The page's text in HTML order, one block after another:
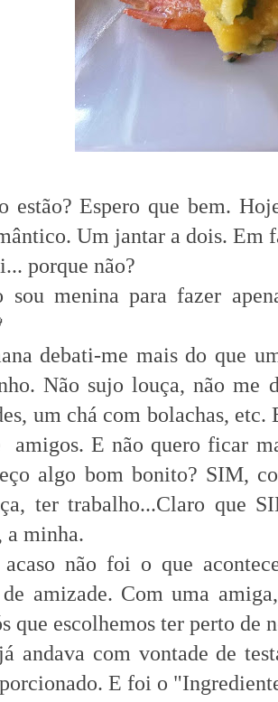
estão? Espero que bem.
Um jantar a dois.
porque não?
sou menina para fazer
debati-me mais do que
Não sujo louça, não me
um chá com bolachas,
E não quero ficar
algo bom bonito? SIM,
ter trabalho...Claro que
a minha.
não foi o que
amizade. Com uma
que escolhemos ter perto
andava com vontade de
E foi o